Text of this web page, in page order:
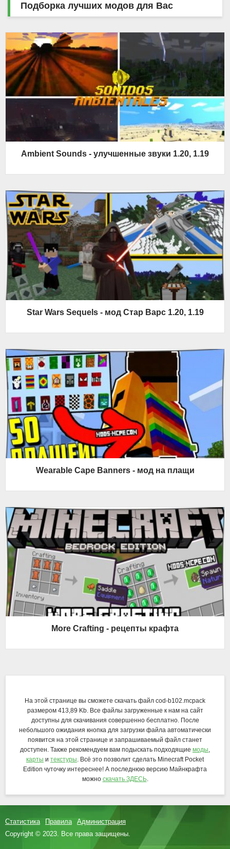
Подборка лучших модов для Вас
Ambient Sounds - улучшенные звуки 1.20, 1.19
Star Wars Sequels - мод Стар Варс 1.20, 1.19
Wearable Cape Banners - мод на плащи
More Crafting - рецепты крафта
На этой странице вы сможете скачать файл cod-b102.mcpack
размером 413,89 Kb. Все файлы загруженные к нам на сайт
доступны для скачивания совершенно бесплатно. После
небольшого ожидания кнопка для загрузки файла автоматически
появится на этой странице и запрашиваемый файл станет
доступен. Также рекомендуем вам подыскать подходящие моды,
карты и текстуры. Всё это позволит сделать Minecraft Pocket
Edition чуточку интереснее! А последнюю версию Майнкрафта
можно скачать ЗДЕСЬ.
Статистика Правила
Администрация
Copyright © 2023. Все права защищены.